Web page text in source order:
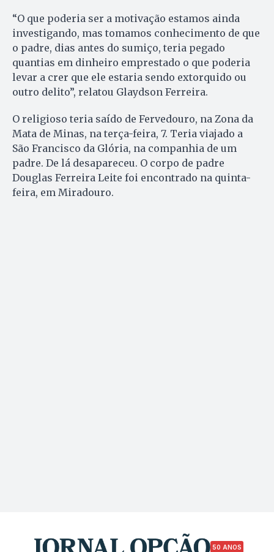
“O que poderia ser a motivação estamos ainda
investigando, mas tomamos conhecimento de que
o padre, dias antes do sumiço, teria pegado
quantias em dinheiro emprestado o que poderia
levar a crer que ele estaria sendo extorquido ou
outro delito”, relatou Glaydson Ferreira.
O religioso teria saído de Fervedouro, na Zona da
Mata de Minas, na terça-feira, 7. Teria viajado a
São Francisco da Glória, na companhia de um
padre. De lá desapareceu. O corpo de padre
Douglas Ferreira Leite foi encontrado na quinta-
feira, em Miradouro.
50 ANOS